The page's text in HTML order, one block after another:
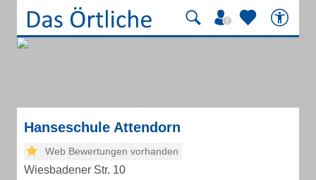
Hanseschule Attendorn
Web Bewertungen vorhanden
Wiesbadener Str. 10